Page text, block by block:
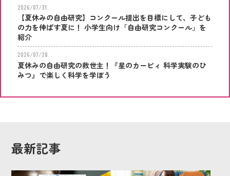
2026/07/31
【夏休みの自由研究】コンクール提出を目標にして、子ども
の力を伸ばす夏に！ 小学生向け「自由研究コンクール」を
紹介
2026/07/28
夏休みの自由研究の救世主！『星のカービィ 科学実験のひ
みつ』で楽しく科学を学ぼう
最新記事